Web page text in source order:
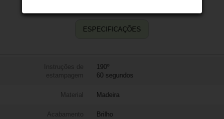
ESPECIFICAÇÕES
Instruções de
estampagem
190º
60 segundos
Material Madeira
Acabamento Brilho